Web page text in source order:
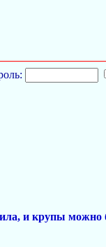
и крупы можно